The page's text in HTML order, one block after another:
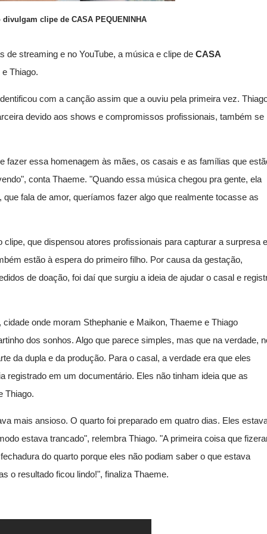
divulgam clipe de CASA PEQUENINHA
streaming e no YouTube, a música e clipe de CASA
Thiago.
com a canção assim que a ouviu pela primeira vez.
devido aos shows e compromissos profissionais, também se
fazer essa homenagem às mães, os casais e as famílias que
conta Thaeme. "Quando essa música chegou pra gente, ela
fala de amor, queríamos fazer algo que realmente tocasse as
que dispensou atores profissionais para capturar a surpresa e
estão à espera do primeiro filho. Por causa da gestação,
de doação, foi daí que surgiu a ideia de ajudar o casal e
onde moram Sthephanie e Maikon, Thaeme e Thiago
dos sonhos. Algo que parece simples, mas que na verdade,
da dupla e da produção. Para o casal, a verdade era que eles
registrado em um documentário. Eles não tinham ideia que as
Thiago.
mais ansioso. O quarto foi preparado em quatro dias. Eles
estava trancado", relembra Thiago. "A primeira coisa que
do quarto porque eles não podiam saber o que estava
o resultado ficou lindo!", finaliza Thaeme.